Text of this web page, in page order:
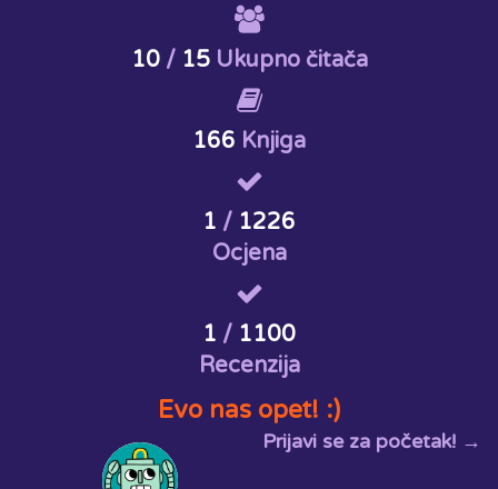
10/ 15Ukupno čitača
166 Knjiga
1 / 1226
Ocjena
1 / 1100
Recenzija
Evo nas opet! :)
Prijavi se za početak! →